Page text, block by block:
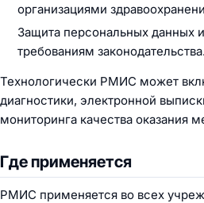
организациями
Защита персональных данных
требованиям законодательства.
Технологически РМИС может
диагностики, электронной
мониторинга качества оказания
Где применяется
РМИС применяется во всех